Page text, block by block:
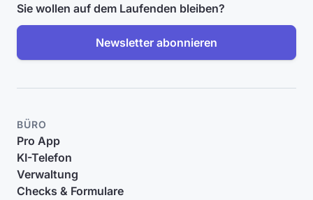
Sie wollen auf dem Laufenden bleiben?
Newsletter abonnieren
BÜRO
Pro App
KI-Telefon
Verwaltung
Checks & Formulare